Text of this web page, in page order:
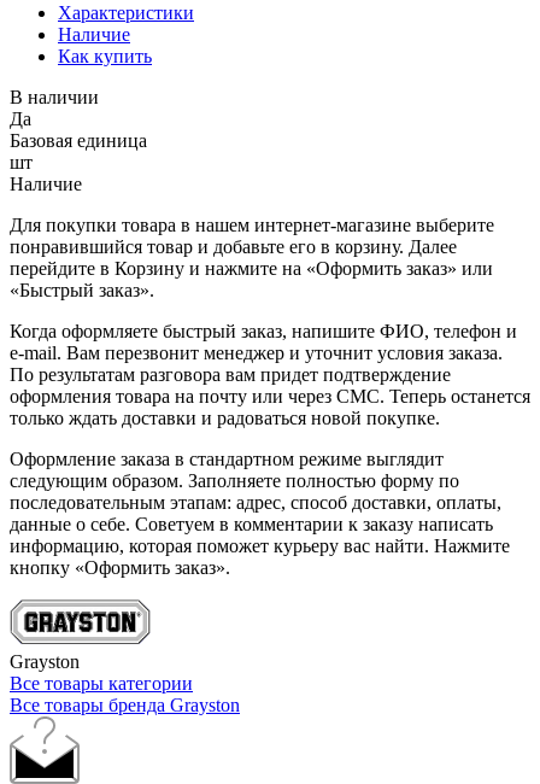
Характеристики
Наличие
Как купить
В наличии
Да
Базовая единица
шт
Наличие
Для покупки товара в нашем интернет-магазине выберите
понравившийся товар и добавьте его в корзину. Далее
перейдите в Корзину и нажмите на «Оформить заказ» или
«Быстрый заказ».
Когда оформляете быстрый заказ, напишите ФИО, телефон и
e-mail. Вам перезвонит менеджер и уточнит условия заказа.
По результатам разговора вам придет подтверждение
оформления товара на почту или через СМС. Теперь останется
только ждать доставки и радоваться новой покупке.
Оформление заказа в стандартном режиме выглядит
следующим образом. Заполняете полностью форму по
последовательным этапам: адрес, способ доставки, оплаты,
данные о себе. Советуем в комментарии к заказу написать
информацию, которая поможет курьеру вас найти. Нажмите
кнопку «Оформить заказ».
Grayston
Все товары категории
Все товары бренда Grayston